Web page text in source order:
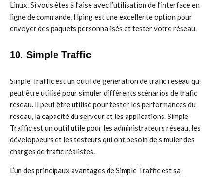
Linux. Si vous êtes à l’aise avec l’utilisation de l’interface en
ligne de commande, Hping est une excellente option pour
envoyer des paquets personnalisés et tester votre réseau.
10. Simple Traffic
Simple Traffic est un outil de génération de trafic réseau qui
peut être utilisé pour simuler différents scénarios de trafic
réseau. Il peut être utilisé pour tester les performances du
réseau, la capacité du serveur et les applications. Simple
Traffic est un outil utile pour les administrateurs réseau, les
développeurs et les testeurs qui ont besoin de simuler des
charges de trafic réalistes.
L’un des principaux avantages de Simple Traffic est sa